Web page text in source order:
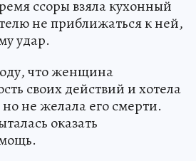
ссоры взяла кухонный
не приближаться к ней,
удар.
что женщина
своих действий и хотела
не желала его смерти.
оказать